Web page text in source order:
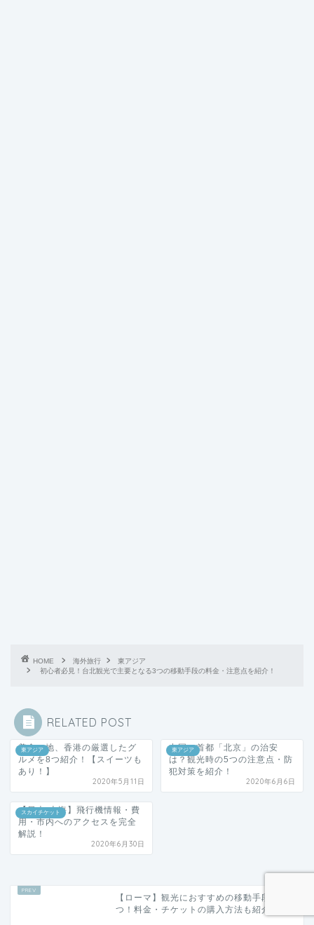
HOME 海外旅行
東アジア
初心者必見！台北観光で主要となる3つの移動手段の料金・注意点を紹介！
RELATED POST
東アジア
美食の地、香港の厳選したグ
ルメを8つ紹介！【スイーツも
あり！】
2020年5月11日
東アジア
中国の首都「北京」の治安
は？観光時の5つの注意点・防
犯対策を紹介！
2020年6月6日
スカイチケット
【日本-上海】飛行機情報・費
用・市内へのアクセスを完全
解説！
2020年6月30日
【ローマ】観光におすすめの移動手段4
つ！料金・チケットの購入方法も紹介！